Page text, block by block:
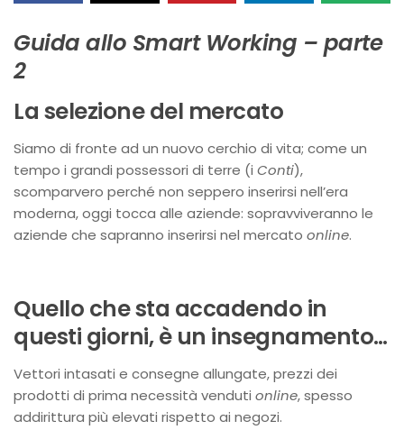
Guida allo Smart Working – parte
2
La selezione del mercato
Siamo di fronte ad un nuovo cerchio di vita; come un
tempo i grandi possessori di terre (i Conti),
scomparvero perché non seppero inserirsi nell’era
moderna, oggi tocca alle aziende: sopravviveranno le
aziende che sapranno inserirsi nel mercato online.
Quello che sta accadendo in
questi giorni, è un insegnamento…
Vettori intasati e consegne allungate, prezzi dei
prodotti di prima necessità venduti online, spesso
addirittura più elevati rispetto ai negozi.